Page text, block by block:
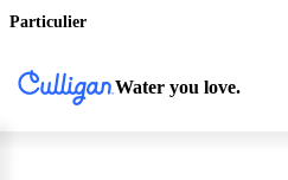
Particulier
Water you love.